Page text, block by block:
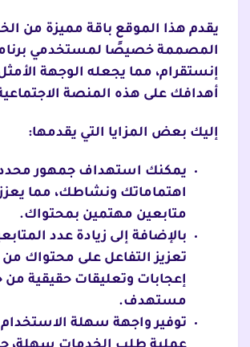
يقدم هذا الموقع باقة مميزة من
المصممة خصيصًا لمستخدمي
إنستقرام، مما يجعله الوجهة
أهدافك على هذه المنصة
إليك بعض المزايا التي يقدمها:
يمكنك استهداف جمهور محدد
اهتماماتك ونشاطك، مما
متابعين مهتمين بمحتواك.
بالإضافة إلى زيادة عدد
تعزيز التفاعل على محتواك من
إعجابات وتعليقات حقيقية
مستهدف.
توفير واجهة سهلة